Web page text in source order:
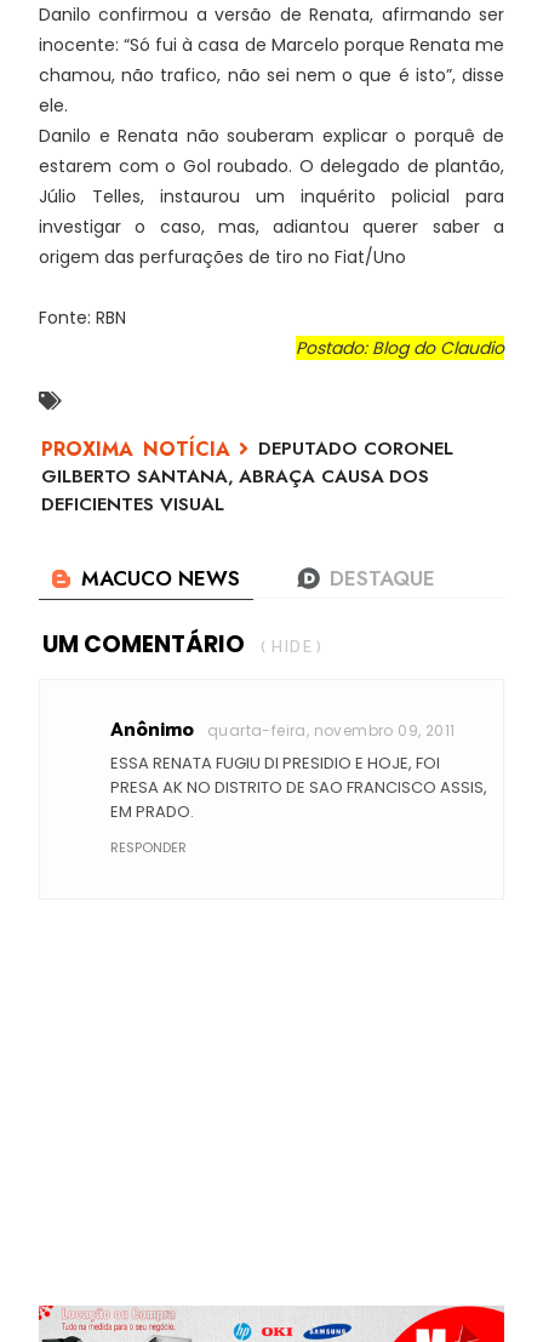
Danilo confirmou a versão de Renata, afirmando ser
inocente: “Só fui à casa de Marcelo porque Renata me
chamou, não trafico, não sei nem o que é isto”, disse
ele.
Danilo e Renata não souberam explicar o porquê de
estarem com o Gol roubado. O delegado de plantão,
Júlio Telles, instaurou um inquérito policial para
investigar o caso, mas, adiantou querer saber a
origem das perfurações de tiro no Fiat/Uno
Fonte: RBN
Postado: Blog do Claudio
DEPUTADO CORONEL
GILBERTO SANTANA, ABRAÇA CAUSA DOS
DEFICIENTES VISUAL
UM COMENTÁRIO ( HIDE )
Anônimo quarta-feira, novembro 09, 2011
ESSA RENATA FUGIU DI PRESIDIO E HOJE, FOI
PRESA AK NO DISTRITO DE SAO FRANCISCO ASSIS,
EM PRADO.
RESPONDER